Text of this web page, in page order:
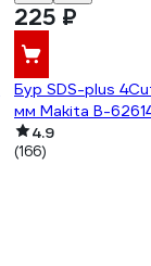
225 ₽
Бур SDS-plus
мм Makita B-
4.9
(166)